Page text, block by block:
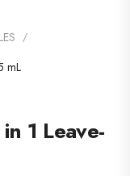
/
mL
1 Leave-